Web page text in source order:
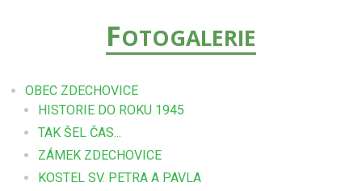
FOTOGALERIE
OBEC ZDECHOVICE
HISTORIE DO ROKU 1945
TAK ŠEL ČAS...
ZÁMEK ZDECHOVICE
KOSTEL SV. PETRA A PAVLA